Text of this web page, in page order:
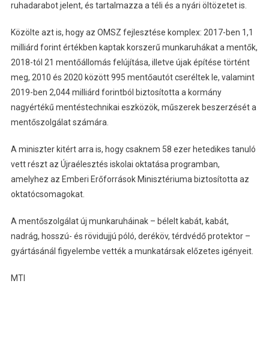
ruhadarabot jelent, és tartalmazza a téli és a nyári öltözetet is.
Közölte azt is, hogy az OMSZ fejlesztése komplex: 2017-ben 1,1
milliárd forint értékben kaptak korszerű munkaruhákat a mentők,
2018-tól 21 mentőállomás felújítása, illetve újak építése történt
meg, 2010 és 2020 között 995 mentőautót cseréltek le, valamint
2019-ben 2,044 milliárd forintból biztosította a kormány
nagyértékű mentéstechnikai eszközök, műszerek beszerzését a
mentőszolgálat számára.
A miniszter kitért arra is, hogy csaknem 58 ezer hetedikes tanuló
vett részt az Újraélesztés iskolai oktatása programban,
amelyhez az Emberi Erőforrások Minisztériuma biztosította az
oktatócsomagokat.
A mentőszolgálat új munkaruháinak – bélelt kabát, kabát,
nadrág, hosszú- és rövidujjú póló, deréköv, térdvédő protektor –
gyártásánál figyelembe vették a munkatársak előzetes igényeit.
MTI